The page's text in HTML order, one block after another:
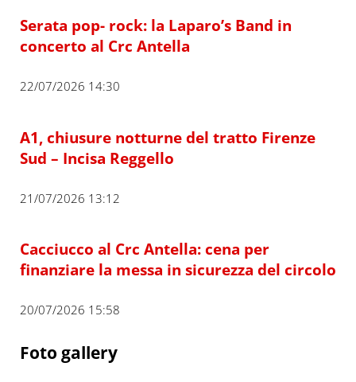
Serata pop- rock: la Laparo’s Band in
concerto al Crc Antella
22/07/2026 14:30
A1, chiusure notturne del tratto Firenze
Sud – Incisa Reggello
21/07/2026 13:12
Cacciucco al Crc Antella: cena per
finanziare la messa in sicurezza del circolo
20/07/2026 15:58
Foto gallery